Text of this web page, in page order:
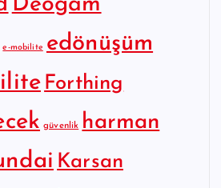
Deogam
e-mobilite edönüşüm
Forthing
güvenlik harman
Karsan